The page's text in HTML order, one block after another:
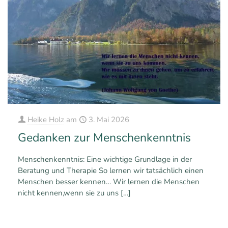
Heike Holz am 3. Mai 2026
Gedanken zur Menschenkenntnis
Menschenkenntnis: Eine wichtige Grundlage in der
Beratung und Therapie So lernen wir tatsächlich einen
Menschen besser kennen… Wir lernen die Menschen
nicht kennen,wenn sie zu uns […]